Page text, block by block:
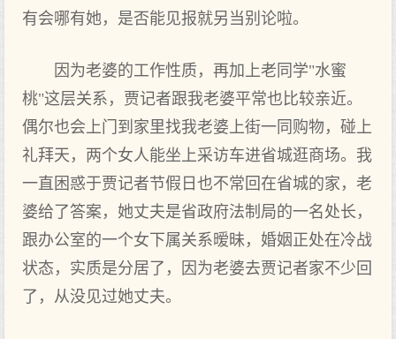
有会哪有她，是否能见报就另当别论啦。
因为老婆的工作性质，再加上老同学"水蜜
桃"这层关系，贾记者跟我老婆平常也比较亲近。
偶尔也会上门到家里找我老婆上街一同购物，碰上
礼拜天，两个女人能坐上采访车进省城逛商场。我
一直困惑于贾记者节假日也不常回在省城的家，老
婆给了答案，她丈夫是省政府法制局的一名处长，
跟办公室的一个女下属关系暧昧，婚姻正处在冷战
状态，实质是分居了，因为老婆去贾记者家不少回
了，从没见过她丈夫。